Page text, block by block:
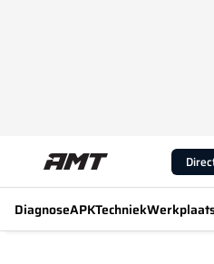
DiagnoseAPKTechniek